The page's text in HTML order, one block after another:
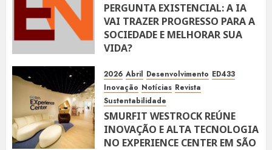
PERGUNTA EXISTENCIAL: A IA
VAI TRAZER PROGRESSO PARA A
SOCIEDADE E MELHORAR SUA
VIDA?
2026 Abril Desenvolvimento ED433
Inovação Notícias Revista
Sustentabilidade
SMURFIT WESTROCK REÚNE
INOVAÇÃO E ALTA TECNOLOGIA
NO EXPERIENCE CENTER EM SÃO